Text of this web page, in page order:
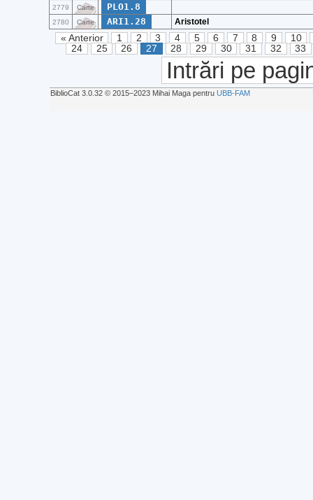
2779 Carte PLO1.8
2780 Carte ARI1.28 Aristotel
« Anterior 1 2 3 4 5 6 7 8 9
10
24
25 26 27 28 29 30 31 32 33
Intrări pe
BiblioCat 3.0.32 © 2015‒2023 Mihai Maga pentru UBB-FAM